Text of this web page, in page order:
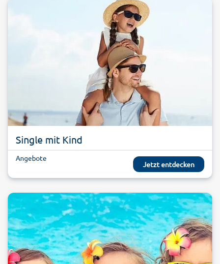
Single mit Kind
Angebote
Jetzt entdecken